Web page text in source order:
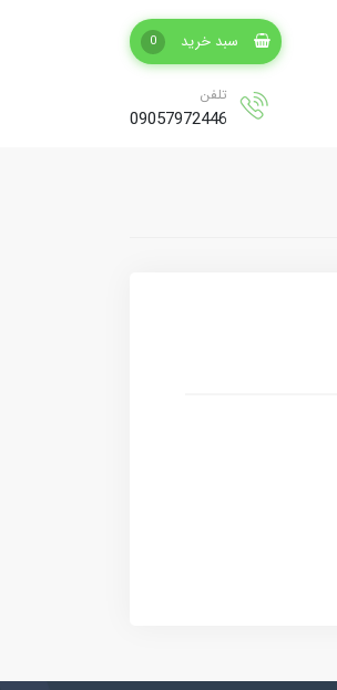
سبد خرید 0
تلفن
09057972446